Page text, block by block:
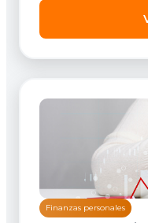
Finanzas personales